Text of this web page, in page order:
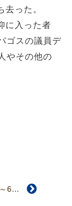
った。
に入った者
ゴスの議員デ
やその他の
コリントの信徒への手紙二5・14～6・2